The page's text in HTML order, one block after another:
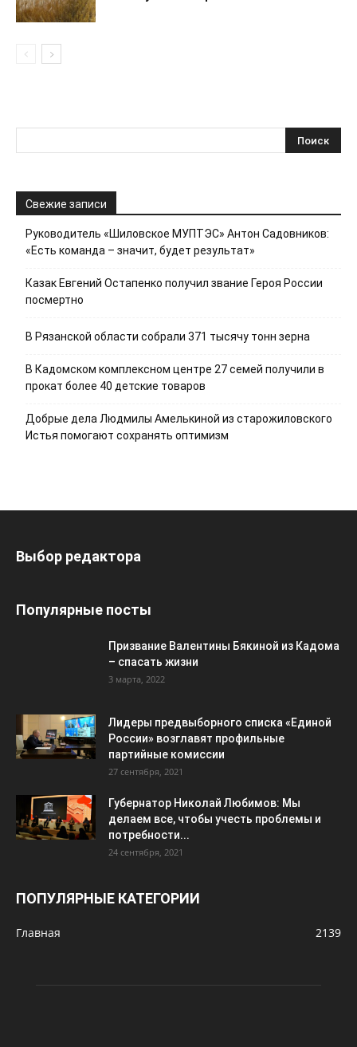
Свежие записи
Руководитель «Шиловское МУПТЭС» Антон Садовников:
«Есть команда – значит, будет результат»
Казак Евгений Остапенко получил звание Героя России
посмертно
В Рязанской области собрали 371 тысячу тонн зерна
В Кадомском комплексном центре 27 семей получили в
прокат более 40 детские товаров
Добрые дела Людмилы Амелькиной из старожиловского
Истья помогают сохранять оптимизм
Выбор редактора
Популярные посты
Призвание Валентины Бякиной из Кадома
– спасать жизни
3 марта, 2022
Лидеры предвыборного списка «Единой
России» возглавят профильные
партийные комиссии
27 сентября, 2021
Губернатор Николай Любимов: Мы
делаем все, чтобы учесть проблемы и
потребности...
24 сентября, 2021
ПОПУЛЯРНЫЕ КАТЕГОРИИ
Главная 2139